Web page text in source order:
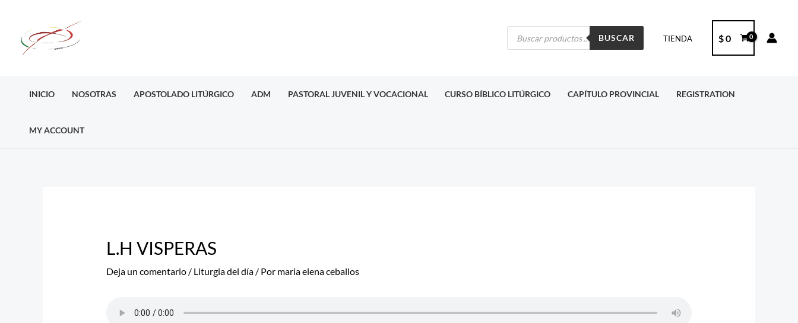
contenido
Búsqueda
productos
BUSCAR TIENDA $0
INICIO NOSOTRAS APOSTOLADO LITÚRGICO ADM PASTORAL JUVENIL Y VOCACIONAL CURSO BÍBLICO LITÚRGICO CAPÍTULO PROVINCIAL REGISTRATION
MY ACCOUNT
L.H VISPERAS
Deja un comentario / Liturgia del día/ Por maria elena ceballos